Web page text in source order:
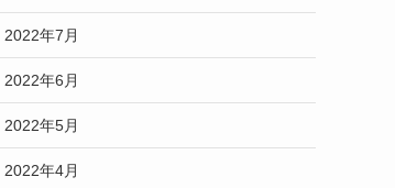
2022年7月
2022年6月
2022年5月
2022年4月